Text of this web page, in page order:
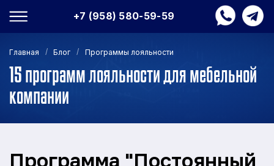
+7 (958) 580-59-59
Главная / Блог / Программы лояльности
15 программ лояльности для мебельной
компании
Программа "Постоянный